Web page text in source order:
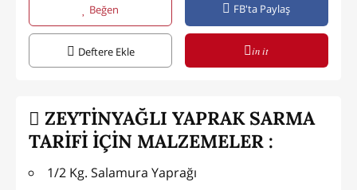
Beğen FB'ta Paylaş
Deftere Ekle in it
ZEYTİNYAĞLI YAPRAK SARMA
TARİFİ İÇİN MALZEMELER :
1/2 Kg. Salamura Yaprağı